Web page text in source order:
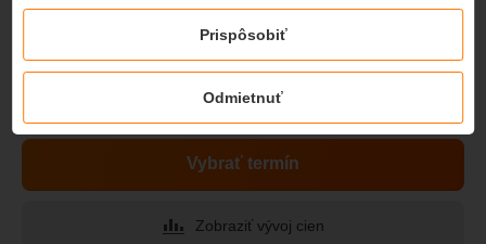
Cena na osobu od1577€
Uvedená cena je platná v období
Vybrať termín
Zobraziť vývoj cien
Odmietnuť
Prispôsobiť